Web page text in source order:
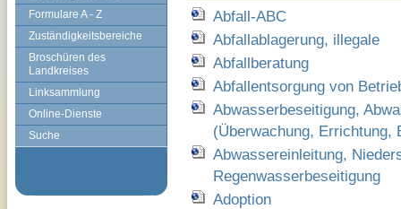
Formulare A - Z
Zuständigkeitsbereiche
Broschüren des
Landkreises
Linksammlung
Online-Dienste
Suche
Abfall-ABC
Abfallablagerung, illegale
Abfallberatung
Abfallentsorgung von
Abwasserbeseitigung,
(Überwachung, Errichtung,
Abwassereinleitung,
Regenwasserbeseitigung
Adoption